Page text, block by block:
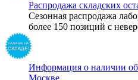
Распродажа складских
Сезонная распродажа
более 150 позиций с
Информация о наличии
Москве